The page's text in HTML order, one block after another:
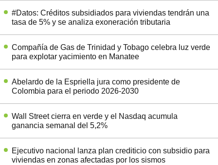
#Datos: Créditos subsidiados para viviendas tendrán una
tasa de 5% y se analiza exoneración tributaria
Compañía de Gas de Trinidad y Tobago celebra luz verde
para explotar yacimiento en Manatee
Abelardo de la Espriella jura como presidente de
Colombia para el periodo 2026-2030
Wall Street cierra en verde y el Nasdaq acumula
ganancia semanal del 5,2%
Ejecutivo nacional lanza plan crediticio con subsidio para
viviendas en zonas afectadas por los sismos